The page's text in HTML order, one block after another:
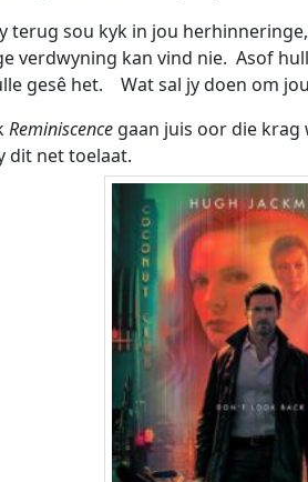
terug sou kyk in jou
verdwyning kan vind nie. Asof
gesê het. Wat sal jy doen om
Reminiscence gaan juis oor die krag
dit net toelaat.